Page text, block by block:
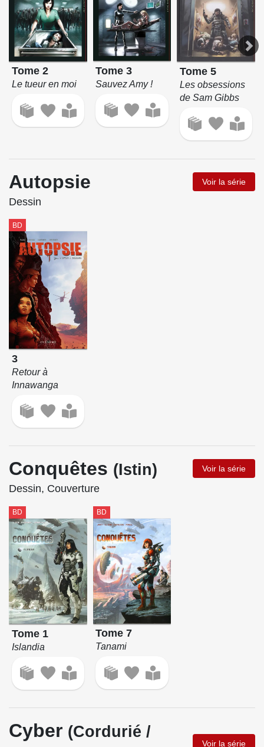
Tome 2
Le tueur en moi
Tome 3
Sauvez Amy !
Tome 5
Les obsessions
de Sam Gibbs
Autopsie Voir la série
Dessin
BD
3
Retour à
Innawanga
Conquêtes (Istin) Voir la série
Dessin, Couverture
BD
Tome 1
Islandia
BD
Tome 7
Tanami
Cyber (Cordurié /
Voir la série